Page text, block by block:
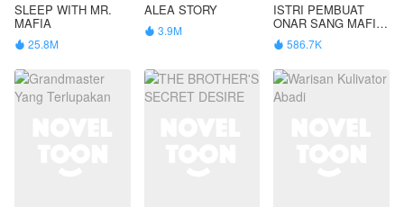
SLEEP WITH MR.
MAFIA
 25.8M
ALEA STORY
 3.9M
ISTRI PEMBUAT
ONAR SANG MAFIA
KEJAM
 586.7K